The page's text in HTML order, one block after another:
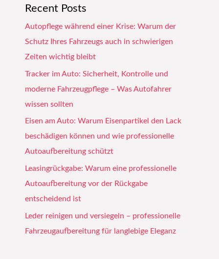
Recent Posts
Autopflege während einer Krise: Warum der
Schutz Ihres Fahrzeugs auch in schwierigen
Zeiten wichtig bleibt
Tracker im Auto: Sicherheit, Kontrolle und
moderne Fahrzeugpflege – Was Autofahrer
wissen sollten
Eisen am Auto: Warum Eisenpartikel den Lack
beschädigen können und wie professionelle
Autoaufbereitung schützt
Leasingrückgabe: Warum eine professionelle
Autoaufbereitung vor der Rückgabe
entscheidend ist
Leder reinigen und versiegeln – professionelle
Fahrzeugaufbereitung für langlebige Eleganz